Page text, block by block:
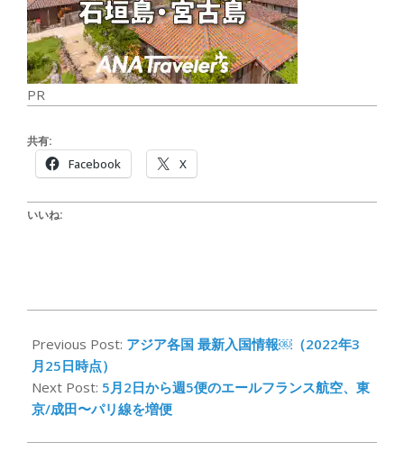
PR
共有:
Facebook X
いいね:
04-
01
Previous Post: アジア各国 最新入国情報￼（2022年3
月25日時点）
Next Post: 5月2日から週5便のエールフランス航空、東
京/成田〜パリ線を増便